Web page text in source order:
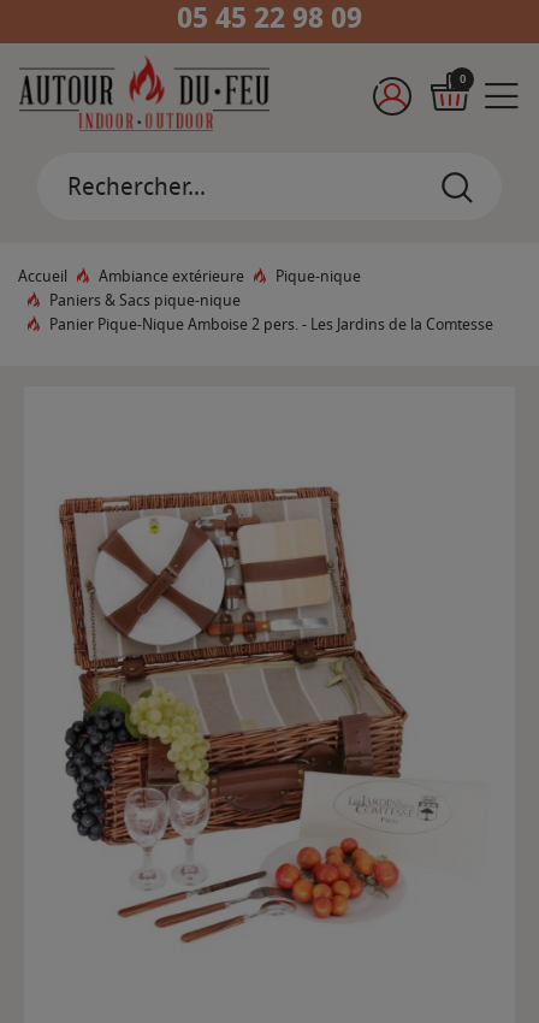
05 45 22 98 09
0
Accueil Ambiance extérieure
Pique-nique
Paniers & Sacs pique-nique
Panier Pique-Nique Amboise 2 pers. - Les Jardins de la Comtesse